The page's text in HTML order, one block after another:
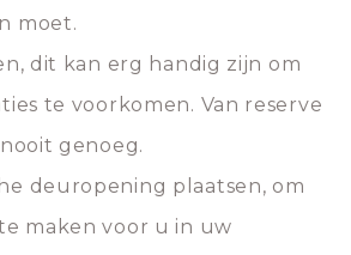
moet.
dit kan erg handig zijn om
te voorkomen. Van reserve
genoeg.
deuropening plaatsen, om
maken voor u in uw